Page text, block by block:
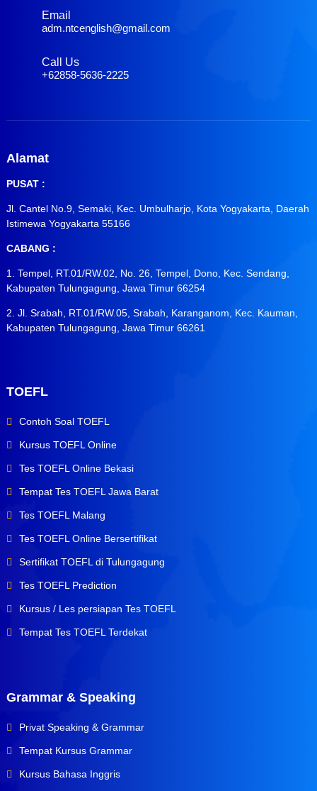
Email
adm.ntcenglish@gmail.com
Call Us
+62858-5636-2225
Alamat
PUSAT :
Jl. Cantel No.9, Semaki, Kec. Umbulharjo, Kota Yogyakarta, Daerah
Istimewa Yogyakarta 55166
CABANG :
1. Tempel, RT.01/RW.02, No. 26, Tempel, Dono, Kec. Sendang,
Kabupaten Tulungagung, Jawa Timur 66254
2. Jl. Srabah, RT.01/RW.05, Srabah, Karanganom, Kec. Kauman,
Kabupaten Tulungagung, Jawa Timur 66261
TOEFL
Contoh Soal TOEFL
Kursus TOEFL Online
Tes TOEFL Online Bekasi
Tempat Tes TOEFL Jawa Barat
Tes TOEFL Malang
Tes TOEFL Online Bersertifikat
Sertifikat TOEFL di Tulungagung
Tes TOEFL Prediction
Kursus / Les persiapan Tes TOEFL
Tempat Tes TOEFL Terdekat
Grammar & Speaking
Privat Speaking & Grammar
Tempat Kursus Grammar
Kursus Bahasa Inggris